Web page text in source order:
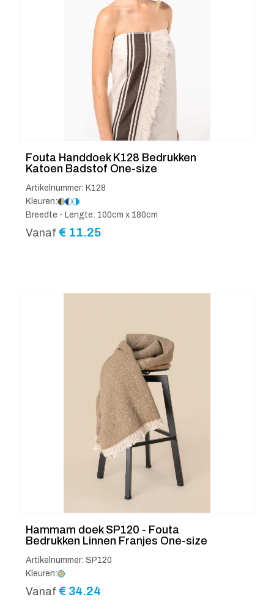
Fouta Handdoek K128 Bedrukken
Katoen Badstof One-size
Artikelnummer: K128
Kleuren:
Breedte - Lengte: 100cm x 180cm
Vanaf € 11.25
Hammam doek SP120 - Fouta
Bedrukken Linnen Franjes One-size
Artikelnummer: SP120
Kleuren:
Vanaf € 34.24